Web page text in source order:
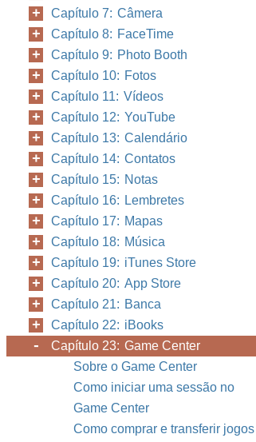
Capítulo 7: Câmera
Capítulo 8: FaceTime
Capítulo 9: Photo Booth
Capítulo 10: Fotos
Capítulo 11: Vídeos
Capítulo 12: YouTube
Capítulo 13: Calendário
Capítulo 14: Contatos
Capítulo 15: Notas
Capítulo 16: Lembretes
Capítulo 17: Mapas
Capítulo 18: Música
Capítulo 19: iTunes Store
Capítulo 20: App Store
Capítulo 21: Banca
Capítulo 22: iBooks
Capítulo 23: Game Center
Sobre o Game Center
Como iniciar uma sessão no
Game Center
Como comprar e transferir jogos